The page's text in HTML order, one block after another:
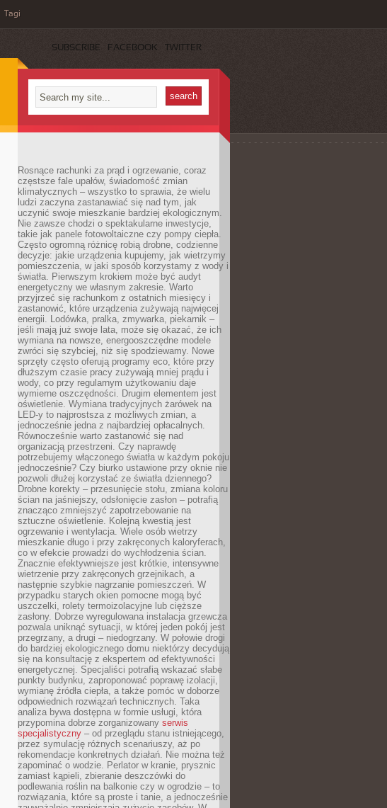
Tagi
SUBSCRIBE FACEBOOK TWITTER
Rosnące rachunki za prąd i ogrzewanie, coraz
częstsze fale upałów, świadomość zmian
klimatycznych – wszystko to sprawia, że wielu
ludzi zaczyna zastanawiać się nad tym, jak
uczynić swoje mieszkanie bardziej ekologicznym.
Nie zawsze chodzi o spektakularne inwestycje,
takie jak panele fotowoltaiczne czy pompy ciepła.
Często ogromną różnicę robią drobne, codzienne
decyzje: jakie urządzenia kupujemy, jak wietrzymy
pomieszczenia, w jaki sposób korzystamy z wody i
światła. Pierwszym krokiem może być audyt
energetyczny we własnym zakresie. Warto
przyjrzeć się rachunkom z ostatnich miesięcy i
zastanowić, które urządzenia zużywają najwięcej
energii. Lodówka, pralka, zmywarka, piekarnik –
jeśli mają już swoje lata, może się okazać, że ich
wymiana na nowsze, energooszczędne modele
zwróci się szybciej, niż się spodziewamy. Nowe
sprzęty często oferują programy eco, które przy
dłuższym czasie pracy zużywają mniej prądu i
wody, co przy regularnym użytkowaniu daje
wymierne oszczędności. Drugim elementem jest
oświetlenie. Wymiana tradycyjnych żarówek na
LED-y to najprostsza z możliwych zmian, a
jednocześnie jedna z najbardziej opłacalnych.
Równocześnie warto zastanowić się nad
organizacją przestrzeni. Czy naprawdę
potrzebujemy włączonego światła w każdym pokoju
jednocześnie? Czy biurko ustawione przy oknie nie
pozwoli dłużej korzystać ze światła dziennego?
Drobne korekty – przesunięcie stołu, zmiana koloru
ścian na jaśniejszy, odsłonięcie zasłon – potrafią
znacząco zmniejszyć zapotrzebowanie na
sztuczne oświetlenie. Kolejną kwestią jest
ogrzewanie i wentylacja. Wiele osób wietrzy
mieszkanie długo i przy zakręconych kaloryferach,
co w efekcie prowadzi do wychłodzenia ścian.
Znacznie efektywniejsze jest krótkie, intensywne
wietrzenie przy zakręconych grzejnikach, a
następnie szybkie nagrzanie pomieszczeń. W
przypadku starych okien pomocne mogą być
uszczelki, rolety termoizolacyjne lub cięższe
zasłony. Dobrze wyregulowana instalacja grzewcza
pozwala uniknąć sytuacji, w której jeden pokój jest
przegrzany, a drugi – niedogrzany. W połowie drogi
do bardziej ekologicznego domu niektórzy decydują
się na konsultację z ekspertem od efektywności
energetycznej. Specjaliści potrafią wskazać słabe
punkty budynku, zaproponować poprawę izolacji,
wymianę źródła ciepła, a także pomóc w doborze
odpowiednich rozwiązań technicznych. Taka
analiza bywa dostępna w formie usługi, która
przypomina dobrze zorganizowany serwis
specjalistyczny – od przeglądu stanu istniejącego,
przez symulację różnych scenariuszy, aż po
rekomendacje konkretnych działań. Nie można też
zapominać o wodzie. Perlator w kranie, prysznic
zamiast kąpieli, zbieranie deszczówki do
podlewania roślin na balkonie czy w ogrodzie – to
rozwiązania, które są proste i tanie, a jednocześnie